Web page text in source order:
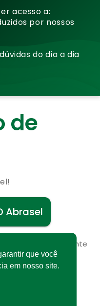
que você
em nosso site.
acesso a:
por nossos
do dia a dia
de
Abrasel
se gratuitamente